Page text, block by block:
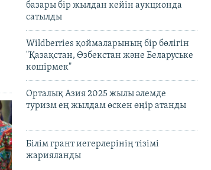
базары бір жылдан кейін аукционда
сатылды
Wildberries қоймаларының бір бөлігін
"Қазақстан, Өзбекстан және Беларуське
көшірмек"
Орталық Азия 2025 жылы әлемде
туризм ең жылдам өскен өңір атанды
Білім грант иегерлерінің тізімі
жарияланды